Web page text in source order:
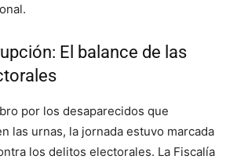
.
El balance de las
por los desaparecidos que
las urnas, la jornada estuvo marcada
los delitos electorales. La Fiscalía